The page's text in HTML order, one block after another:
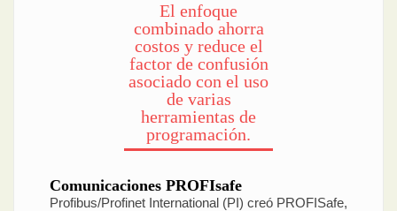
El enfoque
combinado ahorra
costos y reduce el
factor de confusión
asociado con el uso
de varias
herramientas de
programación.
Comunicaciones PROFIsafe
Profibus/Profinet International (PI) creó PROFISafe,